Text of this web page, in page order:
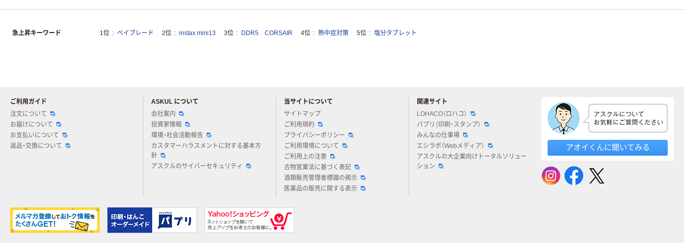
急上昇キーワード 1位 ベイブレード 2位 instax mini13 3位 DDR5 CORSAIR 4位 熱中症対策 5位 塩分タブレット
ご利用ガイド
注文について
お届けについて
お支払いについて
返品・交換について
ASKUL について
会社案内
投資家情報
環境・社会活動報告
カスタマーハラスメントに対する基本方
針
アスクルのサイバーセキュリティ
当サイトについて
サイトマップ
ご利用規約
プライバシーポリシー
ご利用環境について
ご利用上の注意
古物営業法に基づく表記
酒類販売管理者標識の掲示
医薬品の販売に関する表示
関連サイト
LOHACO（ロハコ）
パプリ（印刷・スタンプ）
みんなの仕事場
エシラボ（Webメディア）
アスクルの大企業向けトータルソリュー
ション
アオイくんに聞いてみる